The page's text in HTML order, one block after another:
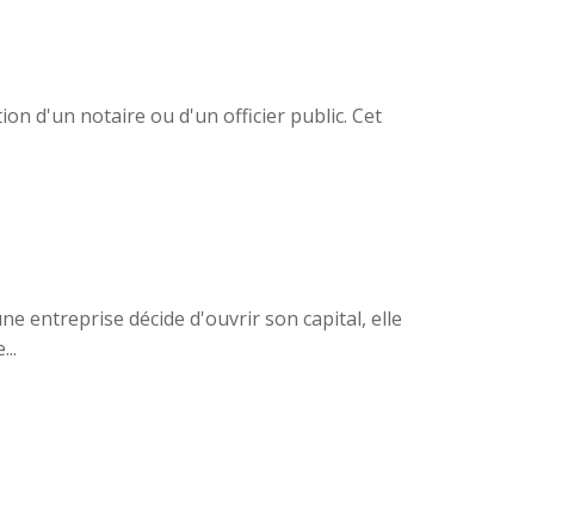
d'un notaire ou d'un officier public. Cet
entreprise décide d'ouvrir son capital, elle